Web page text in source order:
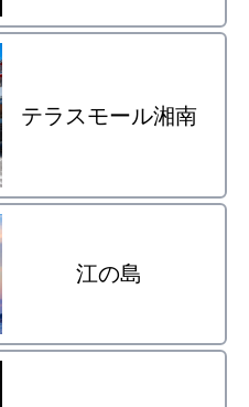
テラスモール湘南
江の島